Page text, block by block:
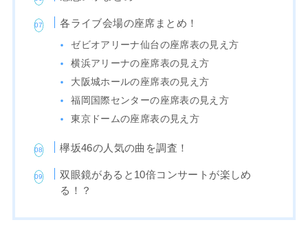
各ライブ会場の座席まとめ！
ゼビオアリーナ仙台の座席表の見え方
横浜アリーナの座席表の見え方
大阪城ホールの座席表の見え方
福岡国際センターの座席表の見え方
東京ドームの座席表の見え方
欅坂46の人気の曲を調査！
双眼鏡があると10倍コンサートが楽しめ
る！？